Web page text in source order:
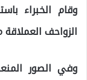
وقام الخبراء
الزواحف
وفي الصور